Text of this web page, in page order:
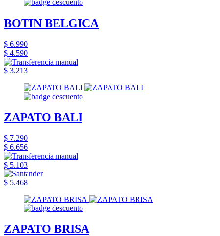
BOTIN BELGICA
$ 6.990
$ 4.590
$ 3.213
ZAPATO BALI
$ 7.290
$ 6.656
$ 5.103
$ 5.468
ZAPATO BRISA